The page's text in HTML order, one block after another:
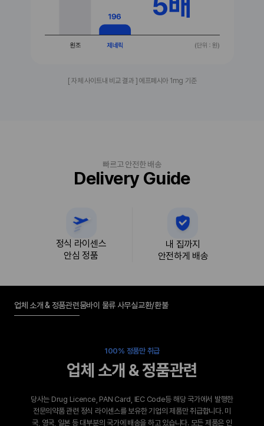
[ 자체 사이트내 비교 결과 ] 에프페시아 1mg 기준
빠르고 안전한 배송
Delivery Guide
정식 라이센스
안심 정품
내 집까지
안전하게 배송
업체 소개 & 정품관련뭄바이 물류 사무실교환/환불
100% 정품만 취급
업체 소개 & 정품관련
당사는 Drug Licence, PAN Card, IEC Code등 해당 국가에서 발행한
전문의약품 관련 정식 라이센스를 보유한 기업의 제품만 취급합니다. 미
국, 영국, 일본 등 대부분의 국가에 배송을 하고 있습니다. 모든 제품은 인